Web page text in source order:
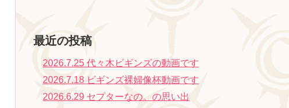
最近の投稿
2026.7.25 代々木ビギンズの動画です
2026.7.18 ビギンズ裸婦像杯動画です
2026.6.29 セプターなの。の思い出